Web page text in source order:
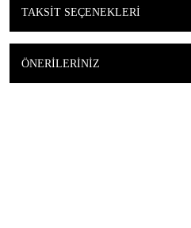
TAKSIT SEÇENEKLERI
ÖNERILERINIZ